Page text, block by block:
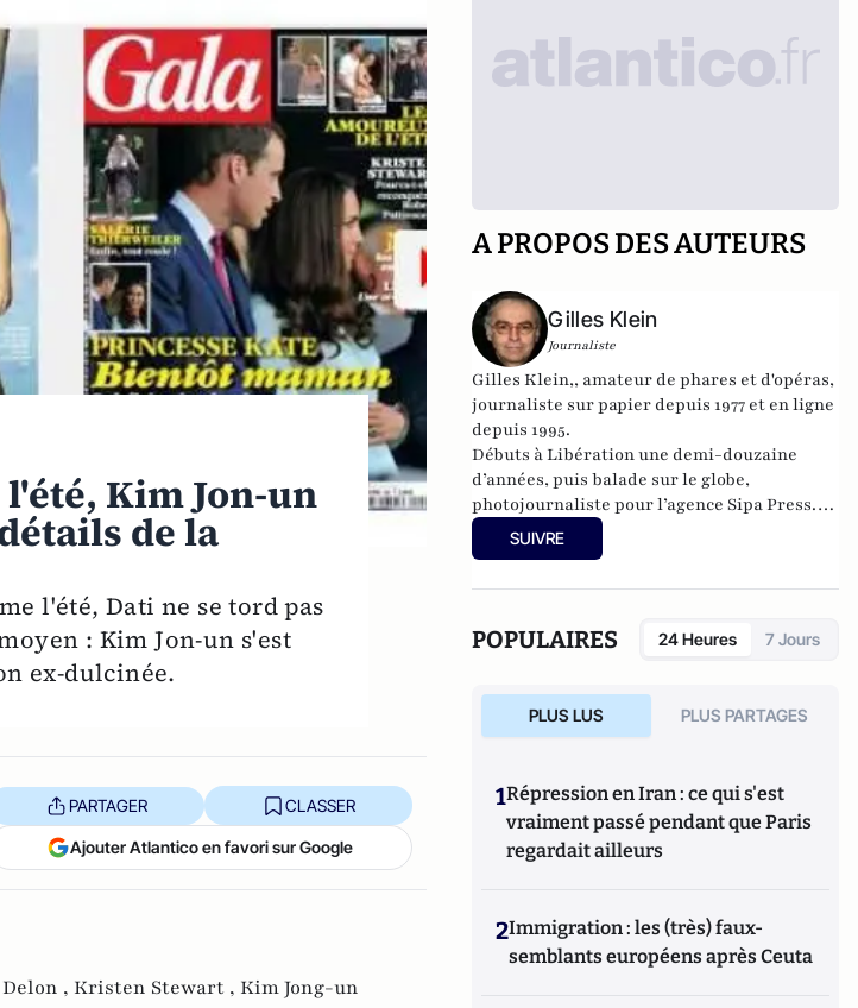
Kim Jon-un
de la
l'été, Dati ne se tord pas
: Kim Jon-un s'est
ex-dulcinée.
PARTAGER CLASSER
Ajouter Atlantico en favori sur Google
, Kristen Stewart , Kim Jong-un
A PROPOS DES AUTEURS
Gilles Klein
Journaliste
Gilles Klein,, amateur de phares et d'opéras,
journaliste sur papier depuis 1977 et en ligne
depuis 1995.
Débuts à Libération une demi-douzaine
d’années, puis balade sur le globe,
photojournaliste pour l’agence Sipa Press.
Ensuite, responsable de la rubrique
Multimedia de ELLE, avant d’écrire sur les
avec Le Phare à partir de 2005 sur le site du
Monde qui a fermé sa plateforme de blogs.
depuis 2007.
SUIVRE
POPULAIRES 24 Heures 7 Jours
PLUS LUS PLUS PARTAGES
1Répression en Iran : ce qui s'est
vraiment passé pendant que Paris
regardait ailleurs
2Immigration : les (très) faux-
semblants européens après Ceuta